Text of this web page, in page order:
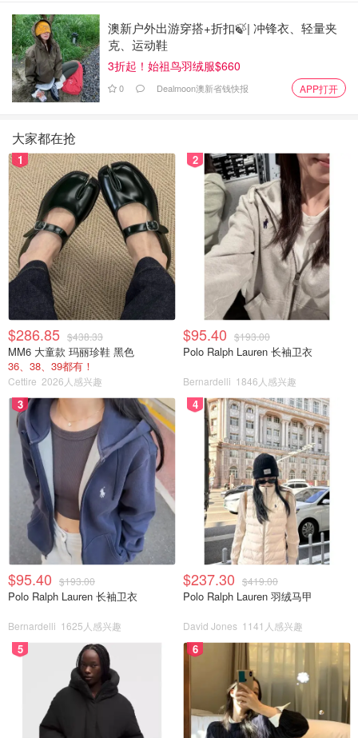
Clearblue Advanced Digital Ovulation Test, 20
Ovulation Tests: Amazon.ca: Health &amp;
$83.49
Easy@Home Ovulation Test Strips
Easy@Home排卵试纸则是Amazon同类产品的销量冠军，
这种传统的备孕试纸非常划算，每次测试成本只需要$0.25
左右。下面这个套装包括50个排卵试纸以及20个验孕试
纸，超级划算。
Easy@Home 50 Ovulation &amp; 20
Pregnancy Test Strips Kit-Reliable Ovulation
Predictor Kit(50 LH+20 HCG): Amazon.ca:
Health &amp; Personal Care
$29.95
c
购买
澳新户外出游穿搭+折扣🍃| 冲锋衣、轻量夹
克、运动鞋
3折起！始祖鸟羽绒服$660
0 Dealmoon澳新省钱快报 APP打开
大家都在抢
1
$286.85 $438.33
MM6 大童款 玛丽珍鞋 黑色
36、38、39都有！
Cettire 2026人感兴趣
2
$95.40 $193.00
Polo Ralph Lauren 长袖卫衣
Bernardelli 1846人感兴趣
3
$95.40 $193.00
Polo Ralph Lauren 长袖卫衣
Bernardelli 1625人感兴趣
4
$237.30 $419.00
Polo Ralph Lauren 羽绒马甲
David Jones 1141人感兴趣
5 6